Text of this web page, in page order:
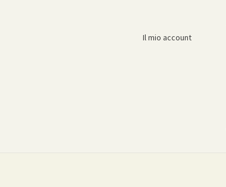
Il mio account